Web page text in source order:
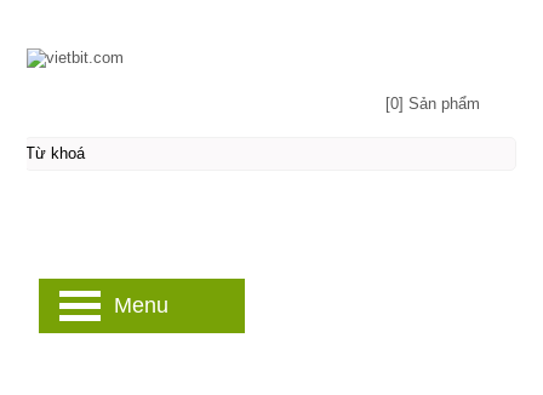
[0] Sản phẩm
Menu